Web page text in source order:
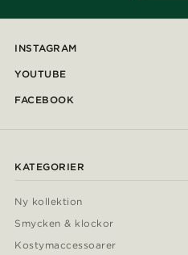
INSTAGRAM
YOUTUBE
FACEBOOK
KATEGORIER
Ny kollektion
Smycken & klockor
Kostymaccessoarer